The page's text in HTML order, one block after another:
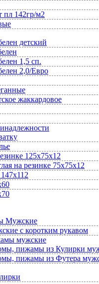
пл 142гр/м2
детский
1,5 сп.
2,0/Евро
жаккардовое
125х75х12
на резинке 75х75х12
Мужские
с коротким рукавом
мужские
пижамы из Кулирки
пижамы из Футера